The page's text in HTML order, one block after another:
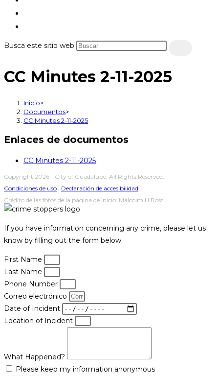
Busca este sitio web
CC Minutes 2-11-2025
Inicio>
Documentos>
CC Minutes 2-11-2025
Enlaces de documentos
CC Minutes 2-11-2025
Copyright 2026 - City of Guadalupe. All Rights Reserved.
Condiciones de uso | Declaración de accesibilidad
Crédito de las fotos de la página de inicio: Malcolm H Ross.
If you have information concerning any crime, please let us
know by filling out the form below.
First Name
Last Name
Phone Number
Correo electrónico
Date of Incident
Location of Incident
What Happened?
Please keep my information anonymous